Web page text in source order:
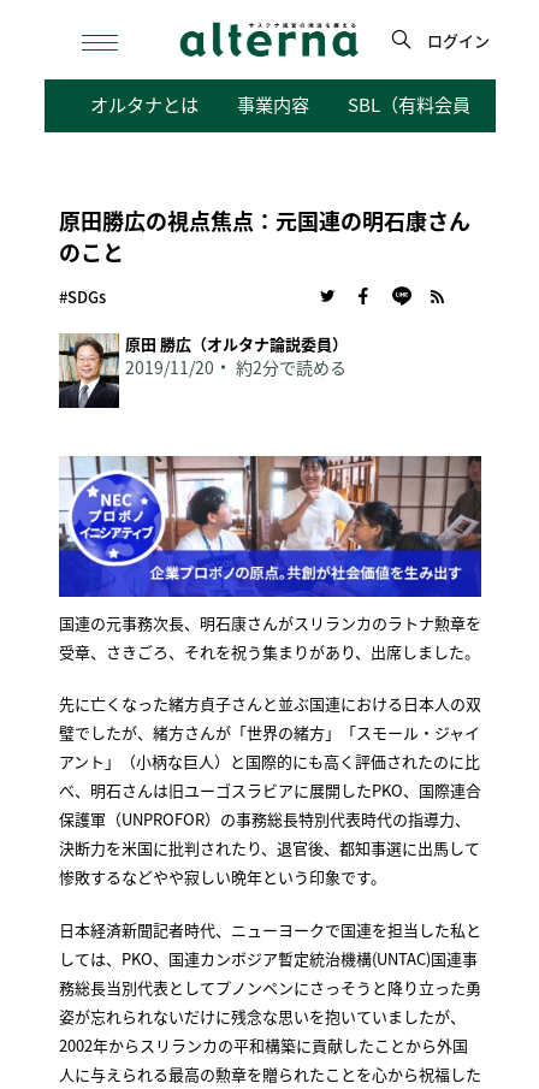
検
ログイン
オルタナとは 事業内容 SBL（有料会員向けサ
原田勝広の視点焦点：元国連の明石康さん
のこと
#SDGs
原田 勝広（オルタナ論説委員）
2019/11/20 約2分で読める
国連の元事務次長、明石康さんがスリランカのラトナ勲章を
受章、さきごろ、それを祝う集まりがあり、出席しました。
先に亡くなった緒方貞子さんと並ぶ国連における日本人の双
璧でしたが、緒方さんが「世界の緒方」「スモール・ジャイ
アント」（小柄な巨人）と国際的にも高く評価されたのに比
べ、明石さんは旧ユーゴスラビアに展開したPKO、国際連合
保護軍（UNPROFOR）の事務総長特別代表時代の指導力、
決断力を米国に批判されたり、退官後、都知事選に出馬して
惨敗するなどやや寂しい晩年という印象です。
日本経済新聞記者時代、ニューヨークで国連を担当した私と
しては、PKO、国連カンボジア暫定統治機構(UNTAC)国連事
務総長当別代表としてプノンペンにさっそうと降り立った勇
姿が忘れられないだけに残念な思いを抱いていましたが、
2002年からスリランカの平和構築に貢献したことから外国
人に与えられる最高の勲章を贈られたことを心から祝福した